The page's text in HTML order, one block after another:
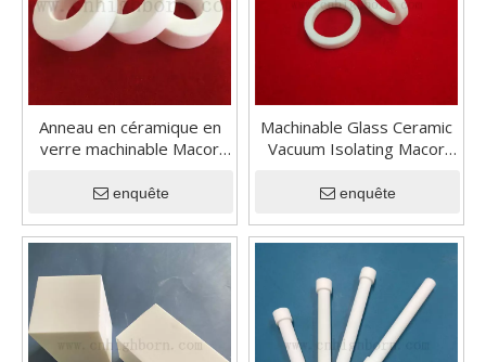
Anneau en céramique en
verre machinable Macor
enquête
Machinable Glass Ceramic
Vacuum Isolating Macor
enquête